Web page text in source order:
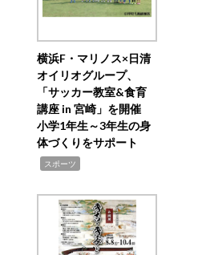
横浜F・マリノス×日清
オイリオグループ、
「サッカー教室&食育
講座 in 宮崎」を開催
小学1年生～3年生の身
体づくりをサポート
スポーツ